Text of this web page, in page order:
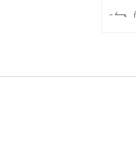
ہے۔